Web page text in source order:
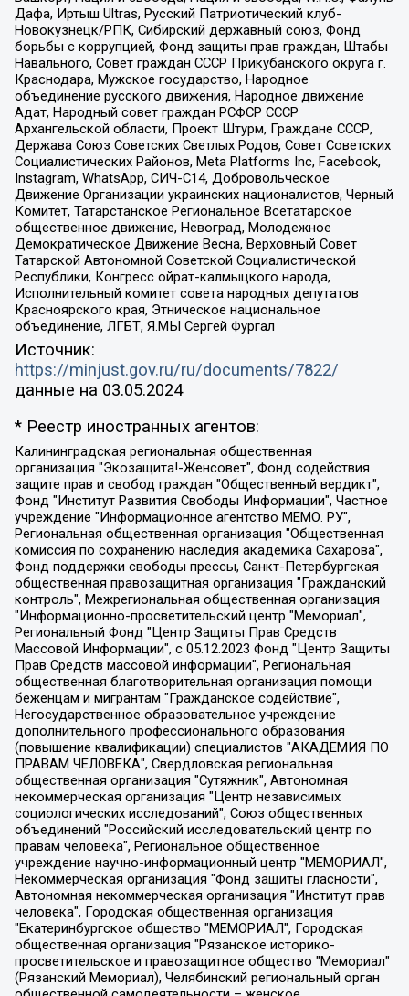
Дафа, Иртыш Ultras, Русский Патриотический клуб-
Новокузнецк/РПК, Сибирский державный союз, Фонд
борьбы с коррупцией, Фонд защиты прав граждан, Штабы
Навального, Совет граждан СССР Прикубанского округа г.
Краснодара, Мужское государство, Народное
объединение русского движения, Народное движение
Адат, Народный совет граждан РСФСР СССР
Архангельской области, Проект Штурм, Граждане СССР,
Держава Союз Советских Светлых Родов, Совет Советских
Социалистических Районов, Meta Platforms Inc, Facebook,
Instagram, WhatsApp, СИЧ-С14, Добровольческое
Движение Организации украинских националистов, Черный
Комитет, Татарстанское Региональное Всетатарское
общественное движение, Невоград, Молодежное
Демократическое Движение Весна, Верховный Совет
Татарской Автономной Советской Социалистической
Республики, Конгресс ойрат-калмыцкого народа,
Исполнительный комитет совета народных депутатов
Красноярского края, Этническое национальное
объединение, ЛГБТ, Я.МЫ Сергей Фургал
Источник:
https://minjust.gov.ru/ru/documents/7822/
данные на 03.05.2024
* Реестр иностранных агентов:
Калининградская региональная общественная организация "Экозащита!-Женсовет", Фонд содействия защите прав и свобод граждан "Общественный вердикт", Фонд "Институт Развития Свободы Информации", Частное учреждение "Информационное агентство МЕМО. РУ", Региональная общественная организация "Общественная комиссия по сохранению наследия академика Сахарова", Фонд поддержки свободы прессы, Санкт-Петербургская общественная правозащитная организация "Гражданский контроль", Межрегиональная общественная организация "Информационно-просветительский центр "Мемориал", Региональный Фонд "Центр Защиты Прав Средств Массовой Информации", с 05.12.2023 Фонд "Центр Защиты Прав Средств массовой информации", Региональная общественная благотворительная организация помощи беженцам и мигрантам "Гражданское содействие", Негосударственное образовательное учреждение дополнительного профессионального образования (повышение квалификации) специалистов "АКАДЕМИЯ ПО ПРАВАМ ЧЕЛОВЕКА", Свердловская региональная общественная организация "Сутяжник", Автономная некоммерческая организация "Центр независимых социологических исследований", Союз общественных объединений "Российский исследовательский центр по правам человека", Региональное общественное учреждение научно-информационный центр "МЕМОРИАЛ", Некоммерческая организация "Фонд защиты гласности", Автономная некоммерческая организация "Институт прав человека", Городская общественная организация "Екатеринбургское общество "МЕМОРИАЛ", Городская общественная организация "Рязанское историко-просветительское и правозащитное общество "Мемориал" (Рязанский Мемориал), Челябинский региональный орган общественной самодеятельности – женское общественное объединение "Женщины Евразии", Челябинский региональный орган общественной самодеятельности "Уральская правозащитная группа", Фонд содействия защите здоровья и социальной справедливости имени Андрея Рылькова, Автономная Некоммерческая Организация "Аналитический Центр Юрия Левады", Автономная некоммерческая организация социальной поддержки населения "Проект Апрель", Региональная общественная организация помощи женщинам и детям, находящимся в кризисной ситуации "Информационно-методический центр "Анна", Фонд содействия развитию массовых коммуникаций и правовому просвещению "Так-так-Так", Фонд содействия устойчивому развитию "Серебряная тайга", Свердловский региональный общественный фонд социальных проектов "Новое время", "Idel.Реалии", Кавказ.Реалии, Крым.Реалии, Телеканал Настоящее Время, Татаро-башкирская служба Радио Свобода (Azatliq Radiosi), Радио Свободная Европа/Радио Свобода (PCE/PC), "Сибирь.Реалии", "Фактограф", Благотворительный фонд помощи осужденным и их семьям, Автономная некоммерческая организация "Институт глобализации и социальных движений", Фонд "В защиту прав заключенных", Частное учреждение "Центр поддержки и содействия развитию средств массовой информации", Пензенский региональный общественный благотворительный фонд "Гражданский союз", "Север.Реалии", Некоммерческая организация Фонд "Правовая инициатива", Общество с ограниченной ответственностью "Радио Свободная Европа/Радио Свобода", Чешское информационное агентство "MEDIUM-ORIENT", Красноярская региональная общественная организация "Мы против СПИДа", Камалягин Денис Николаевич, Маркелов Сергей Евгеньевич, Пономарев Лев Александрович, Савицкая Людмила Алексеевна, Автономная некоммерческая организация "Центр по работе с проблемой насилия "НАСИЛИЮ.НЕТ", Межрегиональный профессиональный союз работников здравоохранения "Альянс врачей", Юридическое лицо, зарегистрированное в Латвийской Республике, SIA "Medusa Project" (регистрационный номер 40103797863, дата регистрации 10.06.2014), Некоммерческая организация "Фонд по борьбе с коррупцией", Автономная некоммерческая организация "Институт права и публичной политики", Баданин Роман Сергеевич, Гликин Максим Александрович, Железнова Мария Михайловна, Лукьянова Юлия Сергеевна, Маетная Елизавета Витальевна, Маняхин Петр Борисович, Чуракова Ольга Владимировна, Ярош Юлия Петровна, Юридическое лицо "The Insider SIA", зарегистрированное в Риге, Латвийская Республика (дата регистрации 26.06.2015), являющееся администратором доменного имени интернет-издания "The Insider SIA", https://theins.ru, Постернак Алексей Евгеньевич, Рубин Михаил Аркадьевич, Анин Роман Александрович, Юридическое лицо Istories fonds, зарегистрированное в Латвийской Республике (регистрационный номер 50008295751, дата регистрации 24.02.2020), Великовский Дмитрий Александрович, Долинина Ирина Николаевна, Мароховская Алеся Алексеевна, Шлейнов Роман Юрьевич, Шмагун Олеся Валентиновна, Общество с ограниченной ответственностью "Альтаир 2021", Общество с ограниченной ответственностью "Вега 2021", Общество с ограниченной ответственностью "Главный редактор 2021", Общество с ограниченной ответственностью "Ромашки монолит", Важенков Артем Валерьевич, Ивановская областная общественная организация "Центр гендерных исследований", Гурман Юрий Альбертович, Медиапроект "ОВД-Инфо", Егоров Владимир Владимирович, Жилинский Владимир Александрович, Общество с ограниченной ответственностью "ЗП", Иванова София Юрьевна, Карезина Инна Павловна, Кильтау Екатерина Викторовна, Петров Алексей Викторович, Пискунов Сергей Евгеньевич, Смирнов Сергей Сергеевич, Тихонов Михаил Сергеевич, Общество с ограниченной ответственностью "ЖУРНАЛИСТ-ИНОСТРАННЫЙ АГЕНТ", Арапова Галина Юрьевна, Вольтская Татьяна Анатольевна, Американская компания "Mason G.E.S. Anonymous Foundation" (США), являющаяся владельцем интернет-издания https://mnews.world/, Компания "Stichting Bellingcat", зарегистрированная в Нидерландах (дата регистрации 11.07.2018), Захаров Андрей Вячеславович, Клепиковская Екатерина Дмитриевна, Общество с ограниченной ответственностью "МЕМО", Перл Роман Александрович, Симонов Евгений Алексеевич, Соловьева Елена Анатольевна, Сотников Даниил Владимирович, Сурначева Елизавета Дмитриевна, Автономная некоммерческая организация по защите прав человека и информированию населения "Якутия – Наше Мнение", Общество с ограниченной ответственностью "Москоу диджитал медиа", с 26.01.2023 Общество с ограниченной ответственностью "Чайка Белые сады", Ветошкина Валерия Валерьевна, Заговора Максим Александрович, Межрегиональное общественное движение "Российская ЛГБТ - сеть", Оленичев Максим Владимирович, Павлов Иван Юрьевич, Скворцова Елена Сергеевна, Общество с ограниченной ответственностью "Как бы инагент", Кочетков Игорь Викторович, Общество с ограниченной ответственностью "Честные выборы", Еланчик Олег Александрович, Общество с ограниченной ответственностью "Нобелевский призыв", Гималова Регина Эмилевна, Григорьев Андрей Валерьевич, Григорьева Алина Александровна, Ассоциация по содействию защите прав призывников, альтернативнослужащих и военнослужащих "Правозащитная группа "Гражданин.Армия.Право", Хисамова Регина Фаритовна, Автономная некоммерческая организация по реализации социально-правовых программ "Лилит", Дальневосточное общественное движение "Маяк", Санкт-Петербургская ЛГБТ-инициативная группа "Выход", Инициативная группа ЛГБТ+ "Реверс", Алексеев Андрей Викторович, Бекбулатова Таисия Львовна, Беляев Иван Михайлович, Владыкина Елена Сергеевна, Гельман Марат Александрович, Никульшина Вероника Юрьевна, Толоконникова Надежда Андреевна, Шендерович Виктор Анатольевич, Общество с ограниченной ответственностью "Данное сообщение", Общество с ограниченной ответственностью Издательский дом "Новая глава", Айнбиндер Александра Александровна, Московский комьюнити-центр для ЛГБТ+инициатив, Благотворительный фонд развития филантропии, Deutsche Welle (Германия, Kurt-Schumacher-Strasse 3, 53113 Bonn), Борзунова Мария Михайловна, Воробьев Виктор Викторович, Голубева Анна Львовна, Константинова Алла Михайловна, Малкова Ирина Владимировна, Мурадов Мурад Абдулгалимович, Осетинская Елизавета Николаевна, Понасенков Евгений Николаевич, Ганапольский Матвей Юрьевич, Киселев Евгений Алексеевич, Борухович Ирина Григорьевна, Дремин Иван Тимофеевич, Дубровский Дмитрий Викторович, Красноярская региональная общественная организация поддержки и развития альтернативных образовательных технологий и межкультурных коммуникаций "ИНТЕРРА", Маяковская Екатерина Алексеевна, Фейгин Марк Захарович, Филимонов Андрей Викторович, Дзугкоева Регина Николаевна, Доброхотов Роман Александрович, Дудь Юрий Александрович, Елкин Сергей Владимирович, Кругликов Кирилл Игоревич, Сабунаева Мария Леонидовна, Семенов Алексей Владимирович, Шаинян Карен Багратович, Шульман Екатерина Михайловна, Асафьев Артур Валерьевич, Вахштайн Виктор Семенович, Венедиктов Алексей Алексеевич, Лушникова Екатерина Евгеньевна, Волков Леонид Михайлович, Невзоров Александр Глебович, Пархоменко Сергей Борисович, Сироткин Ярослав Николаевич, Кара-Мурза Владимир Владимирович, Баранова Наталья Владимировна, Гозман Леонид Яковлевич, Кагарлицкий Борис Юльевич, Климарев Михаил Валерьевич, Милов Владимир Станиславович, Автономная некоммерческая организация Краснодарский центр современного искусства "Типография", Моргенштерн Алишер Тагирович, Соболь Любовь Эдуардовна, Общество с ограниченной ответственностью "ЛИЗА НОРМ", Каспаров Гарри Кимович, Ходорковский Михаил Борисович, Общество с ограниченной ответственностью "Апрельские тезисы", Данилович Ирина Брониславовна, Кашин Олег Владимирович, Петров Николай Владимирович, Пивоваров Алексей Владимирович, Соколов Михаил Владимирович, Цветкова Юлия Владимировна, Чичваркин Евгений Александрович, Комитет против пыток/Команда против пыток, Общество с ограниченной ответственностью "Первый научный", Общество с ограниченной ответственностью "Вертолет и ко", Белоцерковская Вероника Борисовна, Кац Максим Евгеньевич, Лазарева Татьяна Юрьевна, Шаведдинов Руслан Табризович, Яшин Илья Валерьевич, Общество с ограниченной ответственностью "Иноагент ААВ", Алешковский Дмитрий Петрович, Альбац Евгения Марковна, Быков Дмитрий Львович, Галямина Юлия Евгеньевна, Лойко Сергей Леонидович, Мартынов Кирилл Константинович, Медведев Сергей Александрович, Крашенинников Федор Геннадиевич, Гордеева Катерина Вл